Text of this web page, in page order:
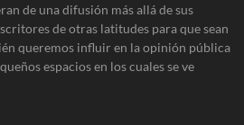
de una difusión más allá de sus
de otras latitudes para que sean
queremos influir en la opinión pública
espacios en los cuales se ve